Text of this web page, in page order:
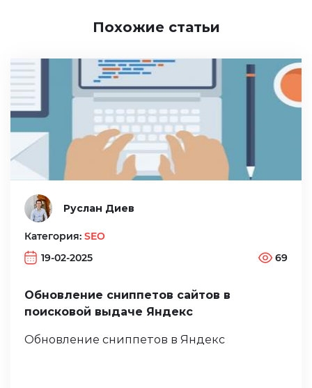
Похожие статьи
Руслан Диев
Категория: SEO
19-02-2025
69
Обновление сниппетов сайтов в
поисковой выдаче Яндекс
Обновление сниппетов в Яндекс